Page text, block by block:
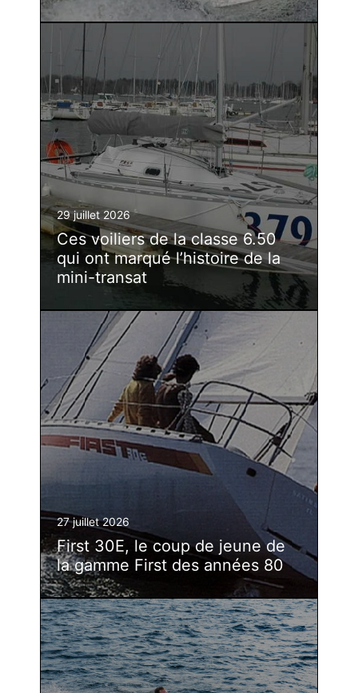
29 juillet 2026
Ces voiliers de la classe 6.50
qui ont marqué l’histoire de la
mini-transat
27 juillet 2026
First 30E, le coup de jeune de
la gamme First des années 80